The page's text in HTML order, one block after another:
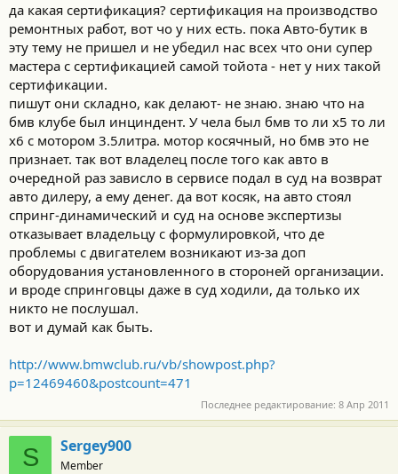
да какая сертификация? сертификация на производство
ремонтных работ, вот чо у них есть. пока Авто-бутик в
эту тему не пришел и не убедил нас всех что они супер
мастера с сертификацией самой тойота - нет у них такой
сертификации.
пишут они складно, как делают- не знаю. знаю что на
бмв клубе был инциндент. У чела был бмв то ли х5 то ли
х6 с мотором 3.5литра. мотор косячный, но бмв это не
признает. так вот владелец после того как авто в
очередной раз зависло в сервисе подал в суд на возврат
авто дилеру, а ему денег. да вот косяк, на авто стоял
спринг-динамический и суд на основе экспертизы
отказывает владельцу с формулировкой, что де
проблемы с двигателем возникают из-за доп
оборудования установленного в стороней организации.
и вроде спринговцы даже в суд ходили, да только их
никто не послушал.
вот и думай как быть.
http://www.bmwclub.ru/vb/showpost.php?
p=12469460&postcount=471
Последнее редактирование: 8 Апр 2011
S Sergey900
Member